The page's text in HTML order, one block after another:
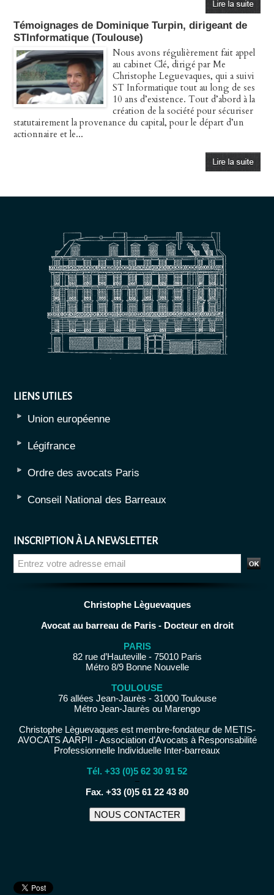
Témoignages de Dominique Turpin, dirigeant de
STInformatique (Toulouse)
Nous avons régulièrement fait appel
au cabinet Clé, dirigé par Me
Christophe Leguevaques, qui a suivi
ST Informatique tout au long de ses
10 ans d’existence. Tout d’abord à la
création de la société pour sécuriser
statutairement la provenance du capital, pour le départ d’un
actionnaire et le...
LIENS UTILES
Union européenne
Légifrance
Ordre des avocats Paris
Conseil National des Barreaux
INSCRIPTION À LA NEWSLETTER
Christophe Lèguevaques
Avocat au barreau de Paris - Docteur en droit
PARIS
82 rue d’Hauteville - 75010 Paris
Métro 8/9 Bonne Nouvelle
TOULOUSE
76 allées Jean-Jaurès - 31000 Toulouse
Métro Jean-Jaurès ou Marengo
Christophe Lèguevaques est membre-fondateur de METIS-
AVOCATS AARPII - Association d’Avocats à Responsabilité
Professionnelle Individuelle Inter-barreaux
Tél. +33 (0)5 62 30 91 52
−
Fax. +33 (0)5 61 22 43 80
NOUS CONTACTER